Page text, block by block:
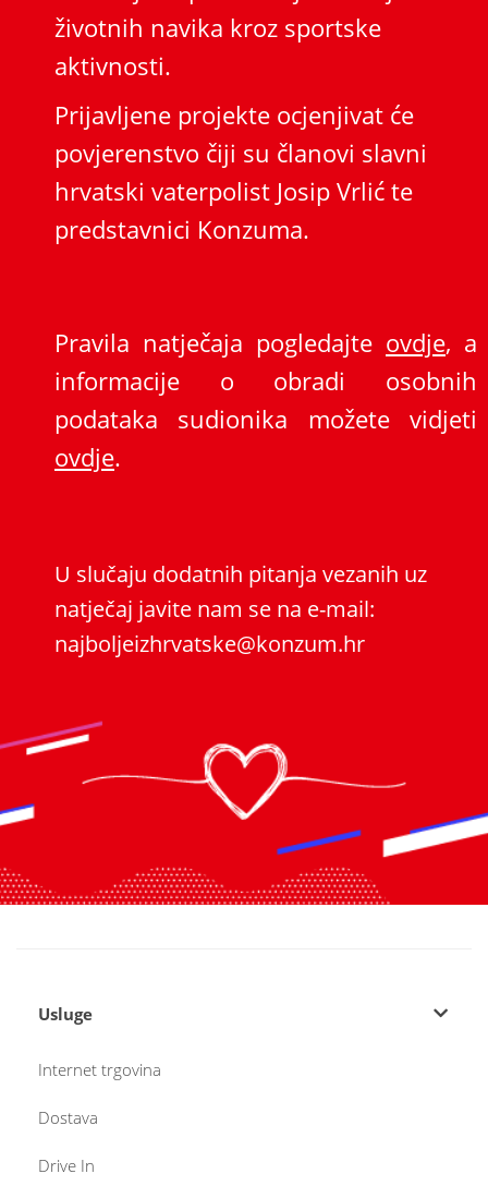
životnih navika kroz sportske
aktivnosti.
Prijavljene projekte ocjenjivat će
povjerenstvo čiji su članovi slavni
hrvatski vaterpolist Josip Vrlić te
predstavnici Konzuma.
Pravila natječaja pogledajte ovdje, a
informacije o obradi osobnih
podataka sudionika možete vidjeti
ovdje.
U slučaju dodatnih pitanja vezanih uz
natječaj javite nam se na e-mail:
najboljeizhrvatske@konzum.hr
Usluge
Internet trgovina
Dostava
Drive In